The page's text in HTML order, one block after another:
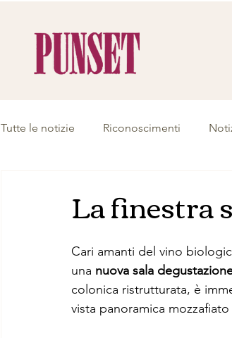
Tutte le notizie Riconoscimenti
La finestra
Cari amanti del vino
una nuova sala
colonica ristrutturata, è
vista panoramica